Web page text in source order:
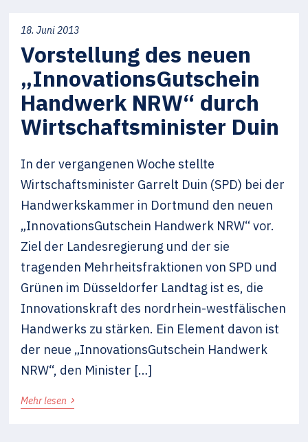
18. Juni 2013
Vorstellung des neuen
„InnovationsGutschein
Handwerk NRW“ durch
Wirtschaftsminister Duin
In der vergangenen Woche stellte
Wirtschaftsminister Garrelt Duin (SPD) bei der
Handwerkskammer in Dortmund den neuen
„InnovationsGutschein Handwerk NRW“ vor.
Ziel der Landesregierung und der sie
tragenden Mehrheitsfraktionen von SPD und
Grünen im Düsseldorfer Landtag ist es, die
Innovationskraft des nordrhein-westfälischen
Handwerks zu stärken. Ein Element davon ist
der neue „InnovationsGutschein Handwerk
NRW“, den Minister […]
Mehr lesen ›